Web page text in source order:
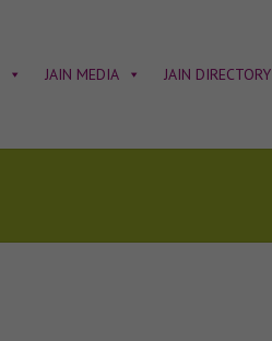
JAIN MEDIA JAIN DIRECTORY